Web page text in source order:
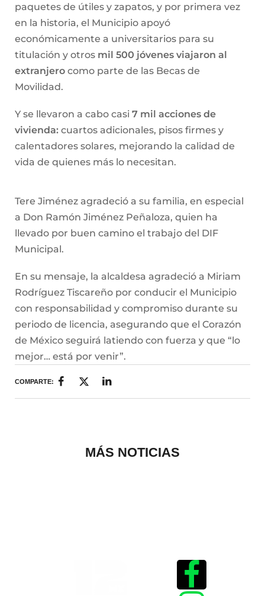
paquetes de útiles y zapatos, y por primera vez
en la historia, el Municipio apoyó
económicamente a universitarios para su
titulación y otros mil 500 jóvenes viajaron al
extranjero como parte de las Becas de
Movilidad.
Y se llevaron a cabo casi 7 mil acciones de
vivienda: cuartos adicionales, pisos firmes y
calentadores solares, mejorando la calidad de
vida de quienes más lo necesitan.
Tere Jiménez agradeció a su familia, en especial
a Don Ramón Jiménez Peñaloza, quien ha
llevado por buen camino el trabajo del DIF
Municipal.
En su mensaje, la alcaldesa agradeció a Miriam
Rodríguez Tiscareño por conducir el Municipio
con responsabilidad y compromiso durante su
periodo de licencia, asegurando que el Corazón
de México seguirá latiendo con fuerza y que “lo
mejor… está por venir”.
COMPARTE:
MÁS NOTICIAS